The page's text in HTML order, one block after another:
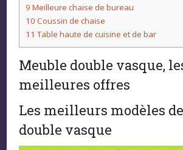
9 Meilleure chaise de bureau
10 Coussin de chaise
11 Table haute de cuisine et de bar
Meuble double vasque,
meilleures offres
Les meilleurs modèles
double vasque